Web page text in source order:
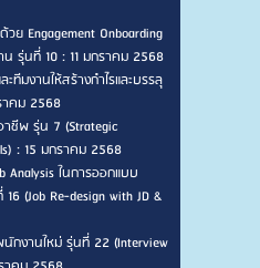
Engagement Onboarding
น รุ่นที่ 10 : 11 มกราคม 2568
ทีมงานให้สร้างกำไรและบรรลุ
าคม 2568
ชีพ รุ่น 7 (Strategic
: 15 มกราคม 2568
Analysis ในการออกแบบ
(Job Re-design with JD &
กงานใหม่ รุ่นที่ 22 (Interview